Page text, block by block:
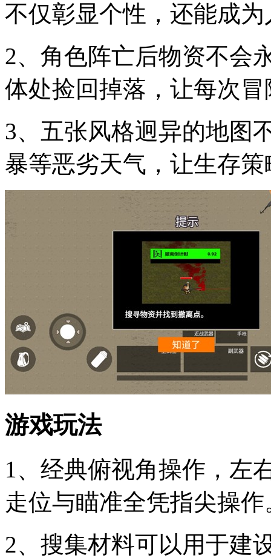
不仅彰显个性，还能成
2、角色阵亡后物资不会
体处捡回掉落，让每次
3、五张风格迥异的地图
暴等恶劣天气，让生存
游戏玩法
1、经典俯视角操作，左
走位与瞄准全凭指尖操作
2、搜集材料可以用于建